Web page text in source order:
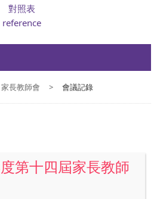
對照表
reference
家長教師會 > 會議記錄
第十四屆家長教師